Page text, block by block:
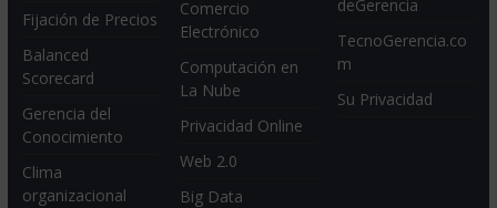
Fijación de Precios
Balanced
Scorecard
Gerencia del
Conocimiento
Clima
organizacional
Comercio
Electrónico
Computación en
La Nube
Privacidad Online
Web 2.0
Big Data
deGerencia
TecnoGerencia.co
m
Su Privacidad